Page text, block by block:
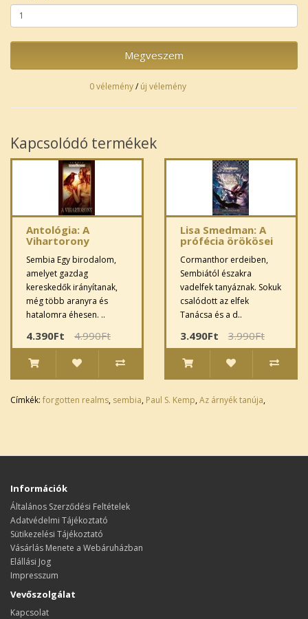
Megveszem
0 vélemény/új vélemény
Kapcsolódó termékek
Antológia: A
Vihartorony
Sembia Egy birodalom,
amelyet gazdag
kereskedők irányítanak,
még több aranyra és
hatalomra éhesen. ..
4.390Ft 4.990Ft
Lisa Smedman: A
prófécia örökösei
Cormanthor erdeiben,
Sembiától északra
vadelfek tanyáznak. Sokuk
csalódott az elfek
Tanácsa és a d..
3.490Ft 3.990Ft
Címkék: forgotten realms, sembia, Paul S. Kemp,Az árnyék tanúja,
Információk
Általános Szerződési Feltételek
Adatvédelmi Tájékoztató
Sütikezelési Tájékoztató
Vásárlás Menete a Webáruházban
Elállási Jog
Impresszum
Vevőszolgálat
Kapcsolat